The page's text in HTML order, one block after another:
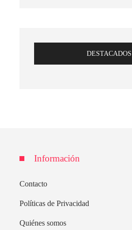
DESTACADOS
Información
Contacto
Políticas de Privacidad
Quiénes somos